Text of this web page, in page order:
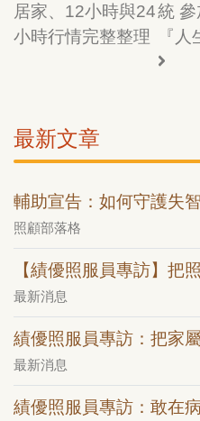
居家、12小時與24
小時行情完整整理
統
『
最新文章
輔助宣告：如何守護失
照顧部落格
【績優照服員專訪】把
最新消息
績優照服員專訪：把家
最新消息
績優照服員專訪：敢在